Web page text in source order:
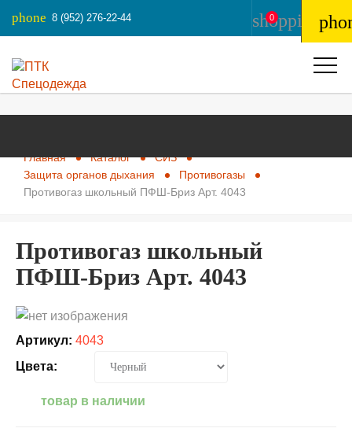
phone 8 (952) 276-22-44 0
Главная Каталог
СИЗ
Защита органов дыхания
Противогазы
Противогаз школьный ПФШ-Бриз Арт. 4043
Противогаз школьный
ПФШ-Бриз Арт. 4043
Артикул: 4043
Цвета:
товар в наличии